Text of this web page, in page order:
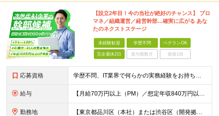
【設立2年目！今の当社が絶好のチャンス】 プロ
マネ／組織運営／経営幹部…確実に広がる あな
たのネクストステージ
未経験歓迎 学歴不問 ベテランOK
完全週休2日 賞与複数月 面接1回
応募資格 学歴不問、IT業界で何らかの実務経験をお持ちの方（3年以上） ※PG/SE経験がある方歓迎、PM/PL経験があれば即戦力として優遇 ※ブランクのある方歓迎 ※担当業務/フェーズ/使用言語などは限定せず
給与 【月給70万円以上（PM）／想定年収840万円以上】 ★詳しくは下記をご参照ください！ ■SE/PL/テスト計画以降などの上流フェーズ 月給53万円以上 ※想定年収636万円以上 ■PM/ディレク
勤務地 【東京都品川区（本社）または渋谷区（開発拠点）各プロジェクト先の勤務地】 ◎リモート案件も多数のため在宅勤務も可能です！ 常駐・ハイブリッド型・フルリモートなど柔軟に対応しています。 ※転勤はございま